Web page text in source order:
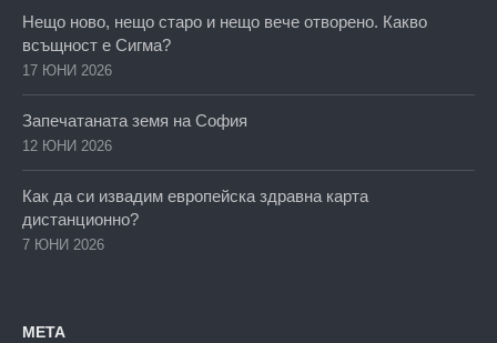
Нещо ново, нещо старо и нещо вече отворено. Какво
всъщност е Сигма?
17 ЮНИ 2026
Запечатаната земя на София
12 ЮНИ 2026
Как да си извадим европейска здравна карта
дистанционно?
7 ЮНИ 2026
МЕТА